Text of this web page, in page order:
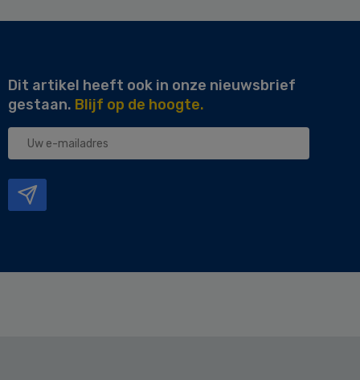
Dit artikel heeft ook in onze nieuwsbrief
gestaan. Blijf op de hoogte.
Uw